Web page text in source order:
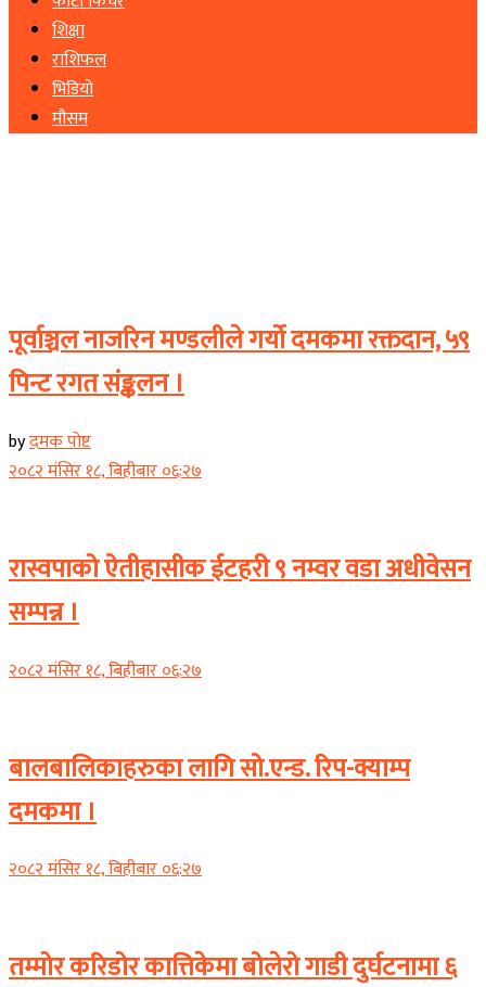
शिक्षा
राशिफल
भिडियो
मौसम
पूर्वाञ्चल नाजरिन मण्डलीले गर्यो दमकमा रक्तदान, ५९
पिन्ट रगत संङ्कलन ।
byदमक पोष्ट
२०८२ मंसिर १८, बिहीबार ०६:२७
रास्वपाको ऐतीहासीक ईटहरी ९ नम्वर वडा अधीवेसन
सम्पन्न ।
२०८२ मंसिर १८, बिहीबार ०६:२७
बालबालिकाहरुका लागि सो.एन्ड. रिप-क्याम्प
दमकमा ।
२०८२ मंसिर १८, बिहीबार ०६:२७
तम्मोर करिडोर कात्तिकेमा बोलेरो गाडी दुर्घटनामा ६